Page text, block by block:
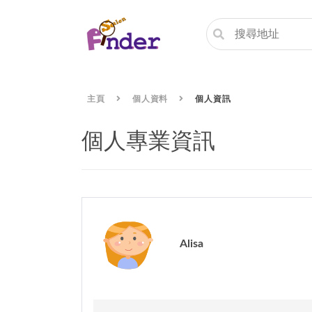
主頁 個人資料 個人資訊
個人專業資訊
Alisa